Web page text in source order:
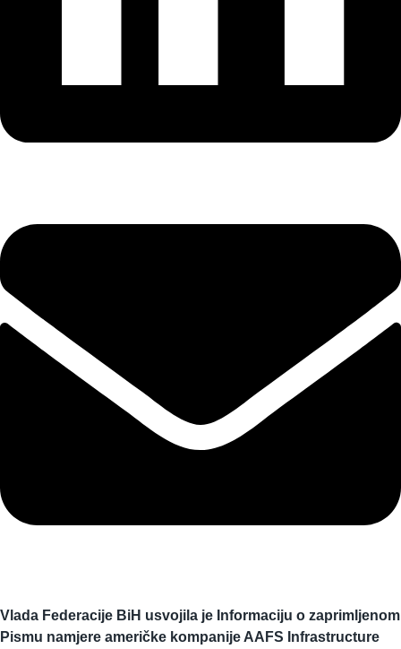
Vlada Federacije BiH usvojila je Informaciju o zaprimljenom
Pismu namjere američke kompanije AAFS Infrastructure